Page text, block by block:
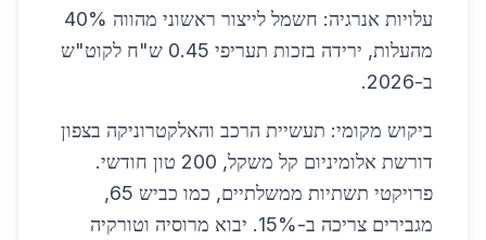
עלויות אנרגיה: חשמל לייצור ראשוני מהווה 40%
מהעלות, ירידה בזכות תעריפי 0.45 ש"ח לקוט"ש
ב-2026.
ביקוש מקומי: תעשיית הרכב והאלקטרוניקה בצפון
דורשת אלומיניום קל משקל, 200 טון חודשי.
פרויקטי תשתיות ממשלתיים, כמו כביש 65,
מגבירים צריכה ב-15%. יבוא מרוסיה וטורקיה